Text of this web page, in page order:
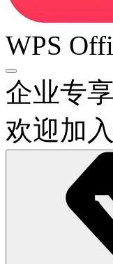
WPS
企业专
欢迎加